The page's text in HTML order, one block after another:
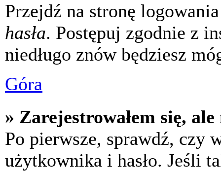
Przejdź na stronę
hasła. Postępuj zgodnie z
niedługo znów będziesz
Góra
» Zarejestrowałem się,
Po pierwsze, sprawdź, czy
użytkownika i hasło. Jeśli